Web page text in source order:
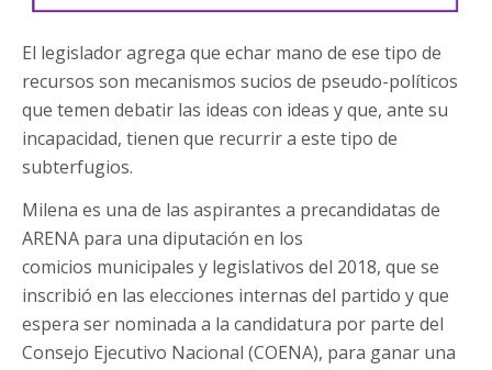
El legislador agrega que echar mano de ese tipo de
recursos son mecanismos sucios de pseudo-políticos
que temen debatir las ideas con ideas y que, ante su
incapacidad, tienen que recurrir a este tipo de
subterfugios.
Milena es una de las aspirantes a precandidatas de
ARENA para una diputación en los
comicios municipales y legislativos del 2018, que se
inscribió en las elecciones internas del partido y que
espera ser nominada a la candidatura por parte del
Consejo Ejecutivo Nacional (COENA), para ganar una